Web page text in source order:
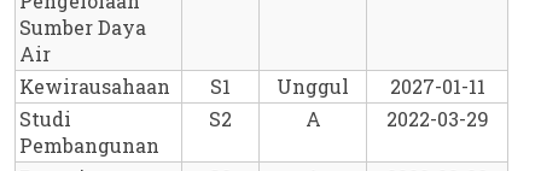
Sumber Daya
Air
Kewirausahaan S1 Unggul
2027-01-11
Studi
Pembangunan
S2 A 2022-03-29